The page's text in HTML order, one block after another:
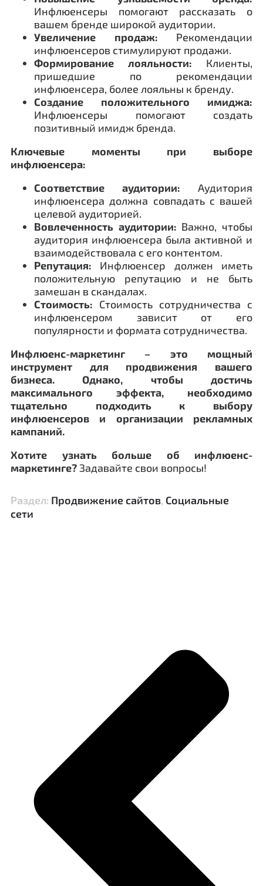
Инфлюенсеры помогают рассказать о
вашем бренде широкой аудитории.
Увеличение продаж: Рекомендации
инфлюенсеров стимулируют продажи.
Формирование лояльности: Клиенты,
пришедшие по рекомендации
инфлюенсера, более лояльны к бренду.
Создание положительного имиджа:
Инфлюенсеры помогают создать
позитивный имидж бренда.
Ключевые моменты при выборе
инфлюенсера:
Соответствие аудитории: Аудитория
инфлюенсера должна совпадать с вашей
целевой аудиторией.
Вовлеченность аудитории: Важно, чтобы
аудитория инфлюенсера была активной и
взаимодействовала с его контентом.
Репутация: Инфлюенсер должен иметь
положительную репутацию и не быть
замешан в скандалах.
Стоимость: Стоимость сотрудничества с
инфлюенсером зависит от его
популярности и формата сотрудничества.
Инфлюенс-маркетинг – это мощный
инструмент для продвижения вашего
бизнеса. Однако, чтобы достичь
максимального эффекта, необходимо
тщательно подходить к выбору
инфлюенсеров и организации рекламных
кампаний.
Хотите узнать больше об инфлюенс-
маркетинге?Задавайте свои вопросы!
Раздел: Продвижение сайтов, Социальные
сети